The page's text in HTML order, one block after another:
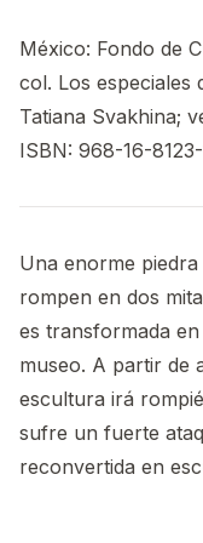
México: Fondo de
col. Los especiales
Tatiana Svakhina;
ISBN: 968-16-
Una enorme
rompen en dos
es transformada
museo. A partir de
escultura irá
sufre un fuerte
reconvertida en